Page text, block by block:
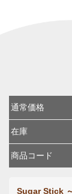
通常価格
在庫
商品コード
Sugar Stick